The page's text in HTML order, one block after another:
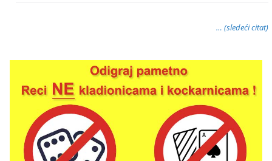
… (sledeći citat)